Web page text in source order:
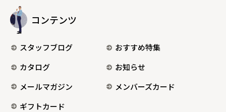
コンテンツ
スタッフブログ
おすすめ特集
カタログ
お知らせ
メールマガジン
メンバーズカード
ギフトカード